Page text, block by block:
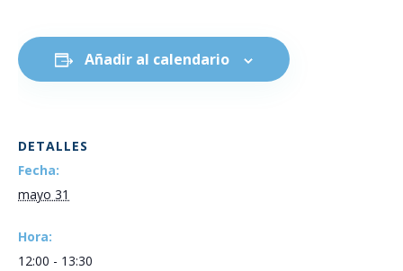
Añadir al calendario
DETALLES
Fecha:
mayo 31
Hora:
12:00 - 13:30